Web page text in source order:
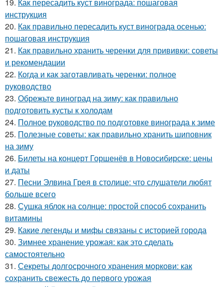
инструкция
20. Как правильно пересадить куст винограда осенью:
пошаговая инструкция
21. Как правильно хранить черенки для прививки: советы
и рекомендации
22. Когда и как заготавливать черенки: полное
руководство
23. Обрежьте виноград на зиму: как правильно
подготовить кусты к холодам
24. Полное руководство по подготовке винограда к зиме
25. Полезные советы: как правильно хранить шиповник
на зиму
26. Билеты на концерт Горшенёв в Новосибирске: цены
и даты
27. Песни Элвина Грея в столице: что слушатели любят
больше всего
28. Сушка яблок на солнце: простой способ сохранить
витамины
29. Какие легенды и мифы связаны с историей города
30. Зимнее хранение урожая: как это сделать
самостоятельно
31. Секреты долгосрочного хранения моркови: как
сохранить свежесть до первого урожая